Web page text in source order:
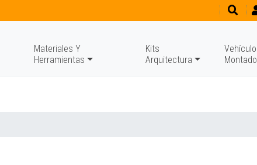
Materiales Y
Herramientas
Kits
Arquitectura